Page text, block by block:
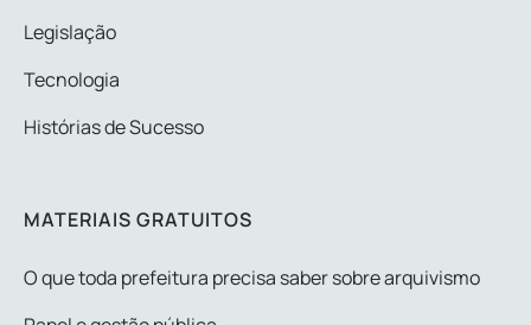
Legislação
Tecnologia
Histórias de Sucesso
MATERIAIS GRATUITOS
O que toda prefeitura precisa saber sobre arquivismo